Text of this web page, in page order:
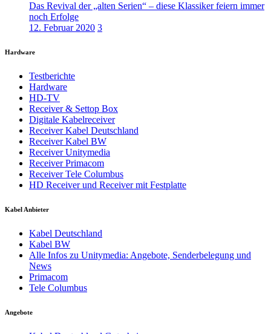
Das Revival der „alten Serien“ – diese Klassiker feiern immer
noch Erfolge
12. Februar 2020 3
Hardware
Testberichte
Hardware
HD-TV
Receiver & Settop Box
Digitale Kabelreceiver
Receiver Kabel Deutschland
Receiver Kabel BW
Receiver Unitymedia
Receiver Primacom
Receiver Tele Columbus
HD Receiver und Receiver mit Festplatte
Kabel Anbieter
Kabel Deutschland
Kabel BW
Alle Infos zu Unitymedia: Angebote, Senderbelegung und
News
Primacom
Tele Columbus
Angebote